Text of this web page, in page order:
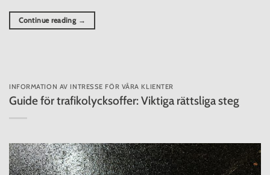
Continue reading →
INFORMATION AV INTRESSE FÖR VÅRA KLIENTER
Guide för trafikolycksoffer: Viktiga rättsliga steg